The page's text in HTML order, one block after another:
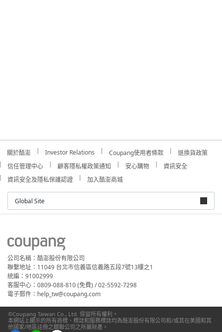
關於酷澎 Investor Relations Coupang使用者條款
退換貨政策
信任管理中心
顧客隱私權政策通知 安心購物
資訊安全
資訊安全及隱私保護認證
加入酷澎商城
Global Site
公司名稱：酷澎股份有限公司
聯繫地址：11049 台北市信義區信義路五段7號13樓之1
統編：91002999
客服中心：0809-088-810 (免費) / 02-5592-7298
電子郵件：help_tw@coupang.com
©Coupang Taiwan Co., Ltd. 保留所有權利。
本網站上顯示的所有商標、標誌和服務標誌均為酷澎股份有限公司和/或其在美國和其
他國家/地區註冊之關聯公司之所屬財產。